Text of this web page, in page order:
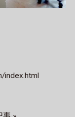
index.html